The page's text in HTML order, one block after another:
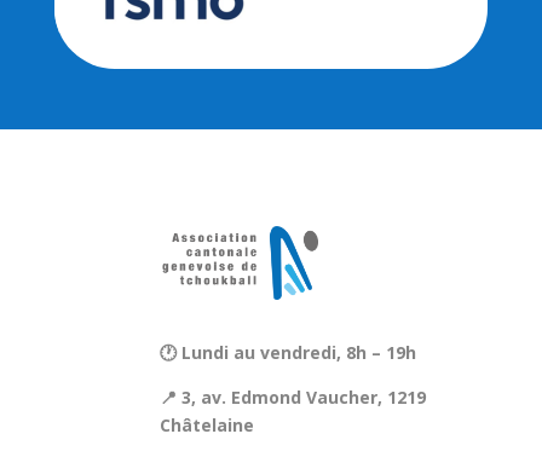
🕐 Lundi au vendredi, 8h – 19h
📍 3, av. Edmond Vaucher, 1219
Châtelaine